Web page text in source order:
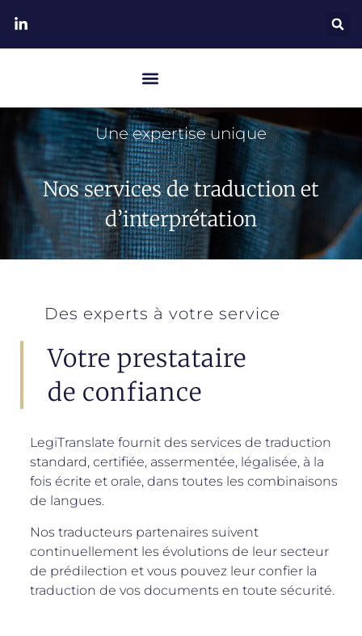
Une expertise unique
Nos services de traduction et
d’interprétation
Des experts à votre service
Votre prestataire
de confiance
LegiTranslate fournit des services de traduction
standard, certifiée, assermentée, légalisée, à la
fois écrite et orale, dans toutes les combinaisons
de langues.
Nos traducteurs partenaires suivent
continuellement les évolutions de leur secteur
de prédilection et vous pouvez leur confier la
traduction de vos documents en toute sécurité.